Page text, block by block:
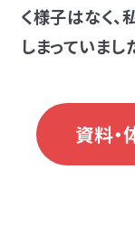
く様子はなく、
しまっていまし
資料